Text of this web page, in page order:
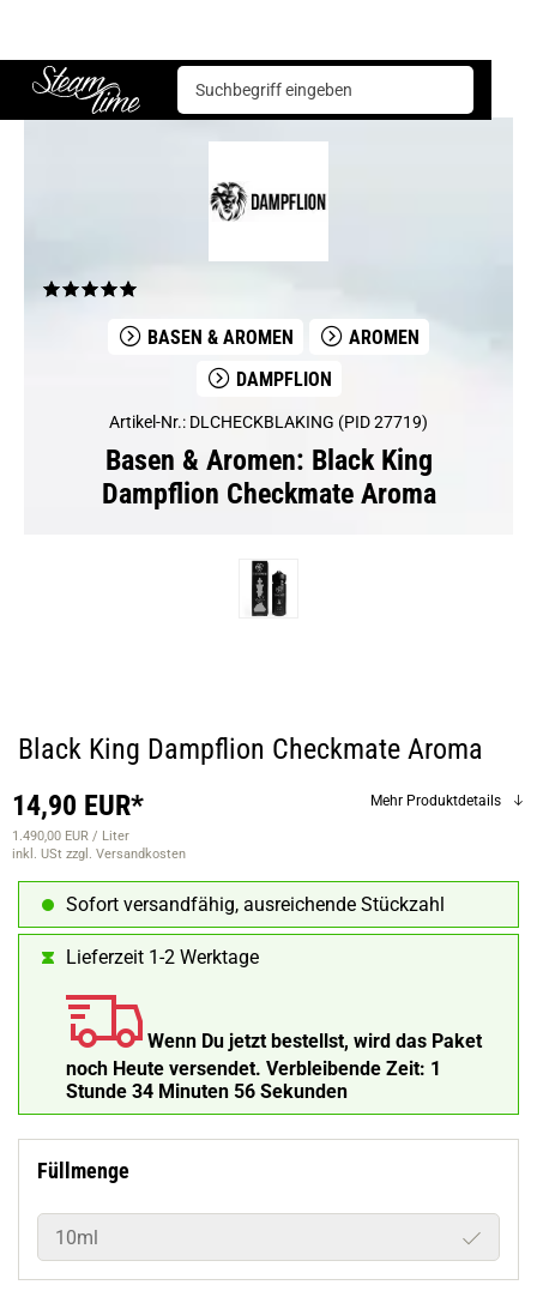
Steam time
Basen & Aromen Aromen Dampflion
BASEN & AROMEN
AROMEN
DAMPFLION
Artikel-Nr.: DLCHECKBLAKING (PID 27719)
Basen & Aromen: Black King
Dampflion Checkmate Aroma
Black King Dampflion Checkmate Aroma
14,90 EUR*
1.490,00 EUR / Liter
inkl. USt zzgl. Versandkosten
Mehr Produktdetails
Sofort versandfähig, ausreichende Stückzahl
Lieferzeit 1-2 Werktage
Wenn Du jetzt bestellst, wird das Paket
noch Heute versendet. Verbleibende Zeit: 1
Stunde 34 Minuten 55 Sekunden
Füllmenge
10ml